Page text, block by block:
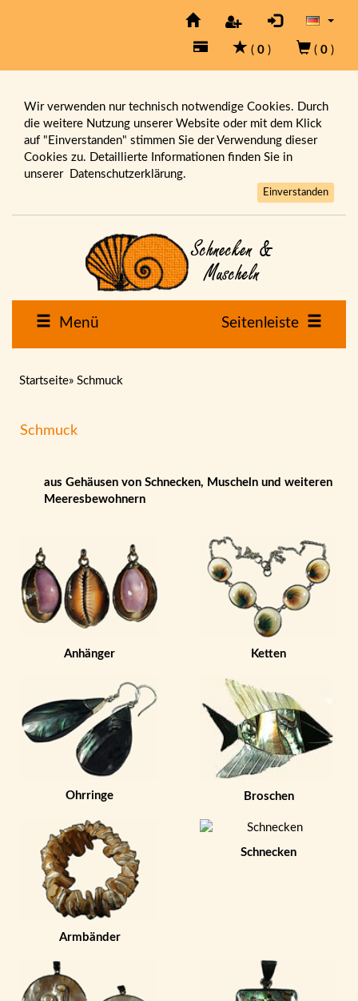
( 0 ) ( 0 )
Wir verwenden nur technisch notwendige Cookies. Durch
die weitere Nutzung unserer Website oder mit dem Klick
auf "Einverstanden" stimmen Sie der Verwendung dieser
Cookies zu. Detaillierte Informationen finden Sie in
unserer Datenschutzerklärung.
Einverstanden
Menü Seitenleiste
Startseite» Schmuck
Schmuck
aus Gehäusen von Schnecken, Muscheln und weiteren
Meeresbewohnern
Anhänger Ketten
Ohrringe Broschen
Armbänder
Schnecken